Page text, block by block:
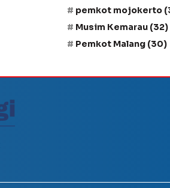
pemkot mojokerto
Musim Kemarau (32)
Pemkot Malang (30)